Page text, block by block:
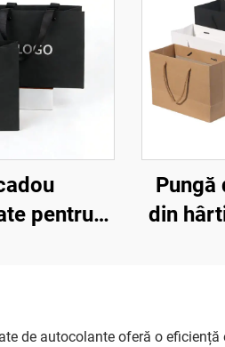
pentru
bijuterii cu
Pungă
din
de autocolante oferă o